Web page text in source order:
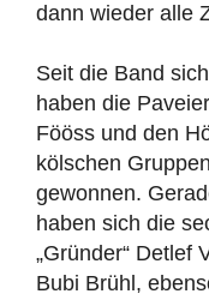
dann wieder alle
Seit die Band
haben die
Fööss und den
kölschen
gewonnen.
haben sich die
„Gründer“ Detlef
Bubi Brühl,